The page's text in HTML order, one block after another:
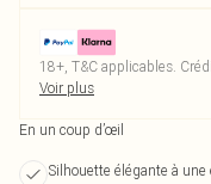
18+, T&C applicables.
Voir plus
En un coup d’œil
Silhouette élégante à une